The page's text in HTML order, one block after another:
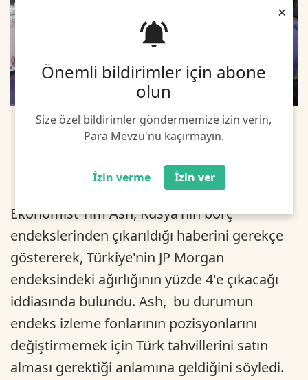
Önemli bildirimler için abone
olun
Size özel bildirimler göndermemize izin verin,
Para Mevzu'nu kaçırmayın.
İzin verme İzin ver
×
Ekonomist Tim Ash,Rusya'nın borç
endekslerinden çıkarıldığı haberini gerekçe
göstererek, Türkiye'nin JP Morgan
endeksindeki ağırlığının yüzde 4'e çıkacağı
iddiasında bulundu. Ash, bu durumun
endeks izleme fonlarının pozisyonlarını
değiştirmemek için Türk tahvillerini satın
alması gerektiği anlamına geldiğini söyledi.